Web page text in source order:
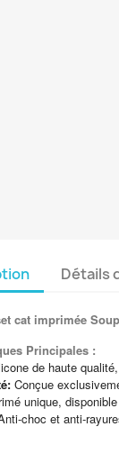
Détails
cat imprimée
Principales :
de haute
Conçue
unique,
choc et anti-